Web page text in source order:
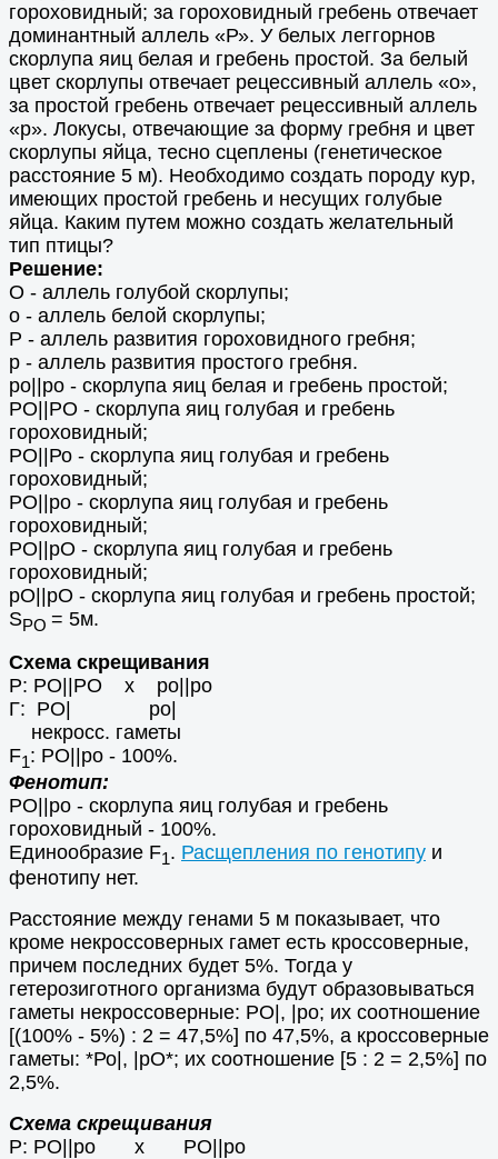
гороховидный; за гороховидный гребень отвечает
доминантный аллель «Р». У белых леггорнов
скорлупа яиц белая и гребень простой. За белый
цвет скорлупы отвечает рецессивный аллель «о»,
за простой гребень отвечает рецессивный аллель
«р». Локусы, отвечающие за форму гребня и цвет
скорлупы яйца, тесно сцеплены (генетическое
расстояние 5 м). Необходимо создать породу кур,
имеющих простой гребень и несущих голубые
яйца. Каким путем можно создать желательный
тип птицы?
Решение:
О - аллель голубой скорлупы;
о - аллель белой скорлупы;
Р - аллель развития гороховидного гребня;
p - аллель развития простого гребня.
po||po - скорлупа яиц белая и гребень простой;
РO||PO - скорлупа яиц голубая и гребень
гороховидный;
РO||Ро - скорлупа яиц голубая и гребень
гороховидный;
РO||ро - скорлупа яиц голубая и гребень
гороховидный;
РO||рO - скорлупа яиц голубая и гребень
гороховидный;
pO||pO - скорлупа яиц голубая и гребень простой;
SPO = 5м.
Схема скрещивания
Р: РO||PO х po||po
Г: РO| ро|
некросс. гаметы
F1: РO||po - 100%.
Фенотип:
РO||ро - скорлупа яиц голубая и гребень
гороховидный - 100%.
Единообразие F1. Расщепления по генотипу и
фенотипу нет.
Расстояние между генами 5 м показывает, что
кроме некроссоверных гамет есть кроссоверные,
причем последних будет 5%. Тогда у
гетерозиготного организма будут образовываться
гаметы некроссоверные: РО|, |ро; их соотношение
[(100% - 5%) : 2 = 47,5%] по 47,5%, а кроссоверные
гаметы: *Ро|, |рО*; их соотношение [5 : 2 = 2,5%] по
2,5%.
Схема скрещивания
Р: РO||po х РO||po